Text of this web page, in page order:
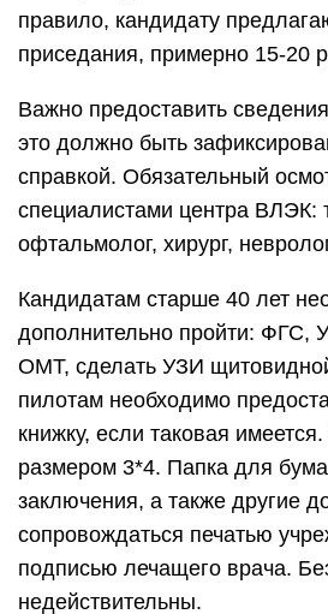
правило, кандидату
приседания, примерно 15-20
Важно предоставить
это должно быть
справкой. Обязательный
специалистами центра ВЛЭК:
офтальмолог, хирург,
Кандидатам старше 40 лет
дополнительно пройти:
ОМТ, сделать УЗИ
пилотам необходимо
книжку, если таковая
размером 3*4. Папка для
заключения, а также другие
сопровождаться печатью
подписью лечащего врача.
недействительны.